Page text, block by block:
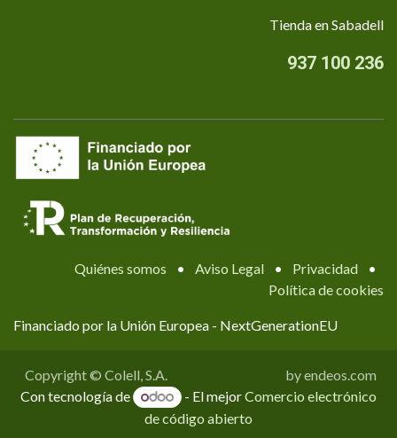
Tienda en Sabadell
937 100 236
Quiénes somos • Aviso Legal • Privacidad
•
Política de cookies
Financiado por la Unión Europea - NextGenerationEU
Copyright © Colell, S.A.
by endeos.com
Con tecnología de
- El mejorComercio electrónico
de código abierto